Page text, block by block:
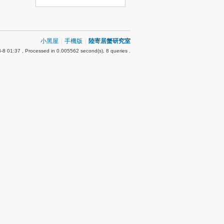
小黑屋 手機版 陸寄居蟹研究室
8 01:37 , Processed in 0.005562 second(s), 8 queries .